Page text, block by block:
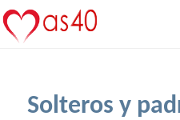
Solteros y